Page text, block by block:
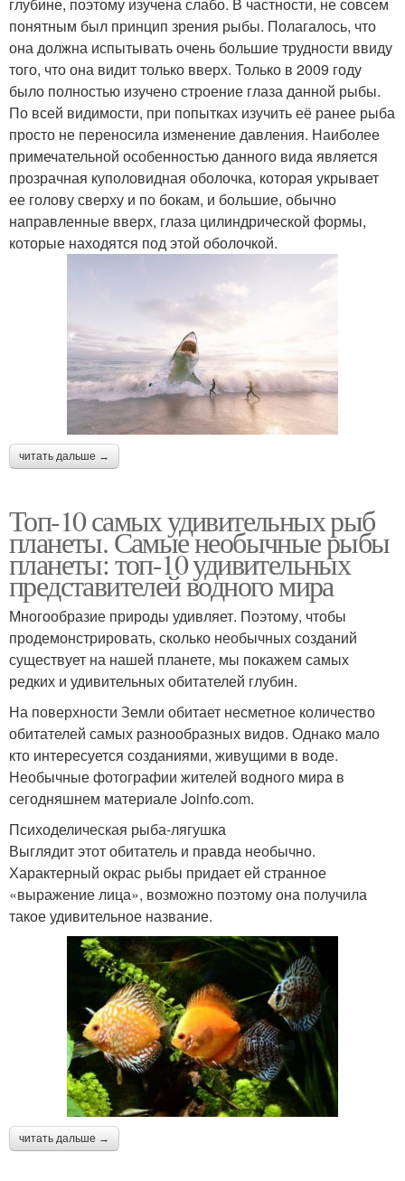
глубине, поэтому изучена слабо. В частности, не совсем
понятным был принцип зрения рыбы. Полагалось, что
она должна испытывать очень большие трудности ввиду
того, что она видит только вверх. Только в 2009 году
было полностью изучено строение глаза данной рыбы.
По всей видимости, при попытках изучить её ранее рыба
просто не переносила изменение давления. Наиболее
примечательной особенностью данного вида является
прозрачная куполовидная оболочка, которая укрывает
ее голову сверху и по бокам, и большие, обычно
направленные вверх, глаза цилиндрической формы,
которые находятся под этой оболочкой.
читать дальше →
Топ-10 самых удивительных рыб
планеты. Самые необычные рыбы
планеты: топ-10 удивительных
представителей водного мира
Многообразие природы удивляет. Поэтому, чтобы
продемонстрировать, сколько необычных созданий
существует на нашей планете, мы покажем самых
редких и удивительных обитателей глубин.
На поверхности Земли обитает несметное количество
обитателей самых разнообразных видов. Однако мало
кто интересуется созданиями, живущими в воде.
Необычные фотографии жителей водного мира в
сегодняшнем материале Joinfo.com.
Психоделическая рыба-лягушка
Выглядит этот обитатель и правда необычно.
Характерный окрас рыбы придает ей странное
«выражение лица», возможно поэтому она получила
такое удивительное название.
читать дальше →